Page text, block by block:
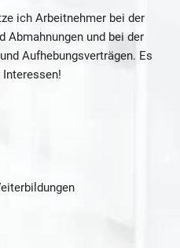
ich Arbeitnehmer bei der
Abmahnungen und bei der
Aufhebungsverträgen. Es